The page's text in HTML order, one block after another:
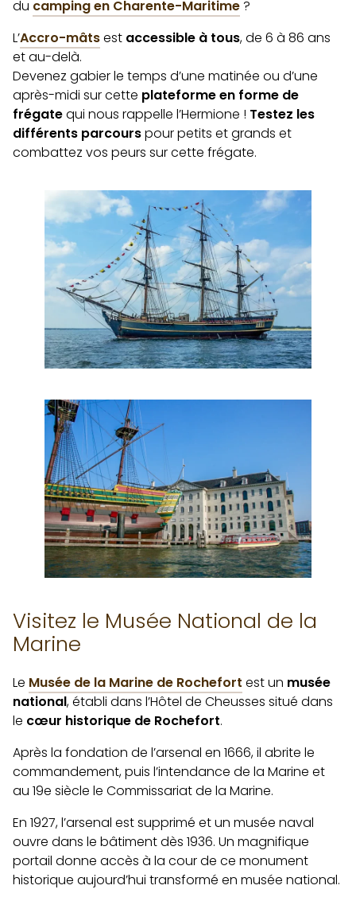
du camping en Charente-Maritime ?
L’Accro-mâtsest accessible à tous, de 6 à 86 ans
et au-delà.
Devenez gabier le temps d’une matinée ou d’une
après-midi sur cette plateforme en forme de
frégatequi nous rappelle l’Hermione ! Testez les
différents parcourspour petits et grands et
combattez vos peurs sur cette frégate.
Visitez le Musée National de la
Marine
Le Musée de la Marine de Rochefort est un musée
national, établi dans l’Hôtel de Cheusses situé dans
le cœur historique de Rochefort.
Après la fondation de l’arsenal en 1666, il abrite le
commandement, puis l’intendance de la Marine et
au 19e siècle le Commissariat de la Marine.
En 1927, l’arsenal est supprimé et un musée naval
ouvre dans le bâtiment dès 1936. Un magnifique
portail donne accès à la cour de ce monument
historique aujourd’hui transformé en musée national.